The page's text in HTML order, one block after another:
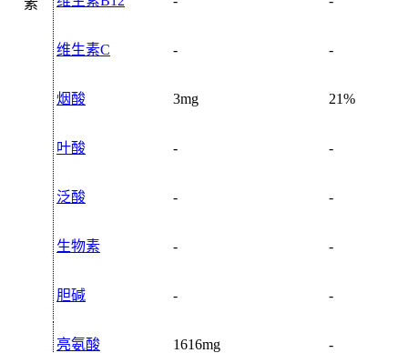
素
维生素C - -
烟酸 3mg 21%
叶酸 - -
泛酸 - -
生物素 - -
胆碱 - -
亮氨酸 1616mg -